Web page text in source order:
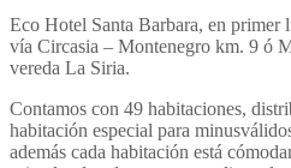
Eco Hotel Santa Barbara, en primer
vía Circasia – Montenegro km. 9 ó
vereda La Siria.
Contamos con 49 habitaciones,
habitación especial para
además cada habitación está